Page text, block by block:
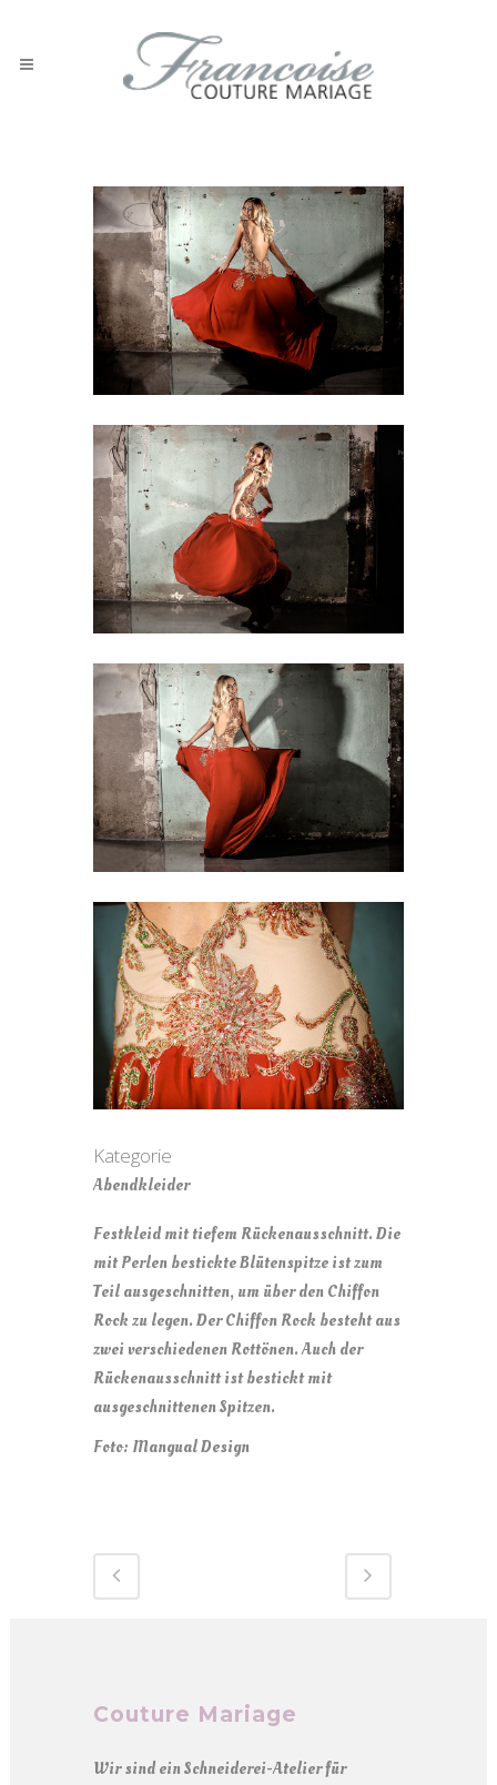
Kategorie
Abendkleider
Festkleid mit tiefem Rückenausschnitt. Die
mit Perlen bestickte Blütenspitze ist zum
Teil ausgeschnitten, um über den Chiffon
Rock zu legen. Der Chiffon Rock besteht aus
zwei verschiedenen Rottönen. Auch der
Rückenausschnitt ist bestickt mit
ausgeschnittenen Spitzen.
Foto: Mangual Design
Couture Mariage
Wir sind ein Schneiderei-Atelier für